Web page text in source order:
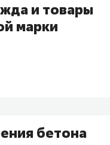
и товары
марки
бетона